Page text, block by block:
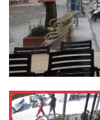
Teknoloji
Televizyon
Turizm
Yaşam